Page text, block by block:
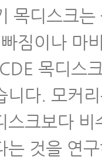
목디스크는
짐이나 마
목디스
니다. 모커
스크보다 비
는 것을 연